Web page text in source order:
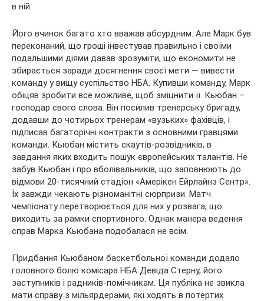
в ній.
Його вчинок багато хто вважав абсурдним. Але Марк був
переконаний, що гроші інвестував правильно і своїми
подальшими діями давав зрозуміти, що економити не
збирається заради досягнення своєї мети — вивести
команду у вищу суспільство НБА. Купивши команду, Марк
обіцяв зробити все можливе, щоб зміцнити її. Кьюбан –
господар свого слова. Він посилив тренерську бригаду,
додавши до чотирьох тренерам «вузьких» фахівців, і
підписав багаторічні контракти з основними гравцями
команди. Кьюбан містить скаутів-розвідників, в
завдання яких входить пошук європейських талантів. Не
забув Кьюбан і про вболівальників, що заповнюють до
відмови 20-тисячний стадіон «Амерікен Ейрлайнз Сентр».
Їх завжди чекають різноманітні сюрпризи. Матч
чемпіонату перетворюється для них у розвага, що
виходить за рамки спортивного. Однак манера ведення
справ Марка Кьюбана подобалася не всім.
Придбання Кьюбаном баскетбольної команди додало
головного болю комісара НБА Девіда Стерну, його
заступників і радників-помічникам. Ця публіка не звикла
мати справу з мільярдерами, які ходять в потертих